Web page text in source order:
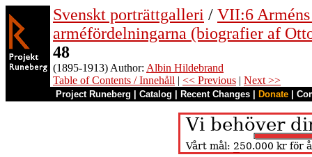
Svenskt porträttgalleri / VII:6
arméfördelningarna (biografier af
48
(1895-1913) Author: Albin Hildebrand
Table of Contents / Innehåll | << Previous | Next >>
Project Runeberg Catalog Recent Changes Donate